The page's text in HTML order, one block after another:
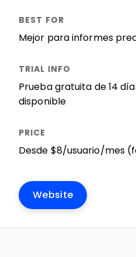
Mejor para informes
Prueba gratuita de 14
disponible
Desde $8/usuario/mes
Website